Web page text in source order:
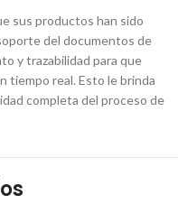
sus productos han sido
del documentos de
y trazabilidad para que
tiempo real. Esto le brinda
completa del proceso de